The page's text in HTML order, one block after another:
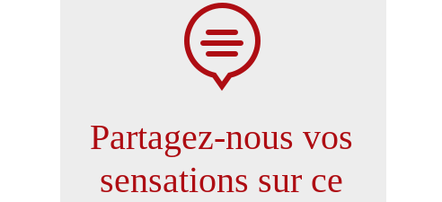

Partagez-nous vos
sensations sur ce